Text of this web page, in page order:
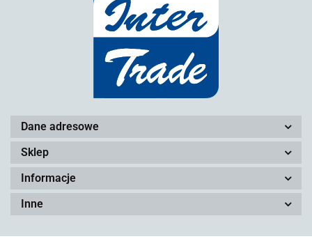
Dane adresowe
Sklep
Informacje
Inne